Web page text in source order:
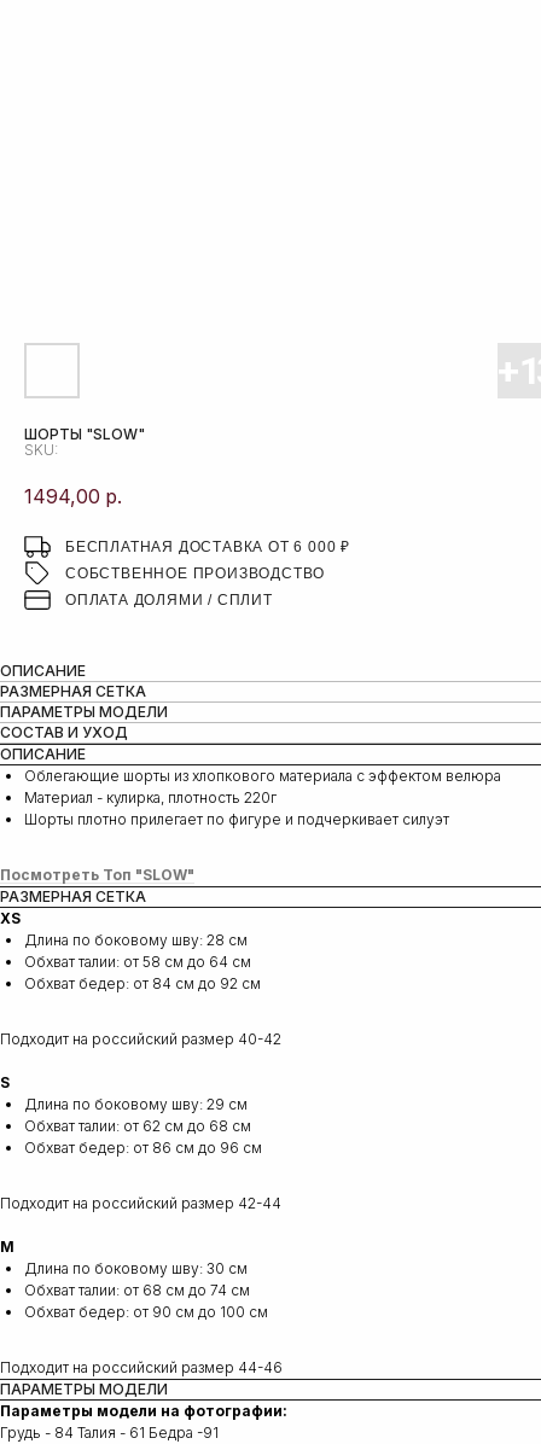
ШОРТЫ "SLOW"
SKU:
1494,00 р.
БЕСПЛАТНАЯ ДОСТАВКА ОТ 6 000 ₽
СОБСТВЕННОЕ ПРОИЗВОДСТВО
ОПЛАТА ДОЛЯМИ / СПЛИТ
ОПИСАНИЕ
РАЗМЕРНАЯ СЕТКА
ПАРАМЕТРЫ МОДЕЛИ
СОСТАВ И УХОД
ОПИСАНИЕ
Oблегающие шорты из хлопкового материала с эффектом велюра
Материал - кулирка, плотность 220г
Шорты плотно прилегает по фигуре и подчеркивает силуэт
Посмотреть Топ "SLOW"
РАЗМЕРНАЯ СЕТКА
XS
Длина по боковому шву: 28 см
Обхват талии: от 58 см до 64 см
Обхват бедер: от 84 см до 92 см
Подходит на российский размер 40-42
S
Длина по боковому шву: 29 см
Обхват талии: от 62 см до 68 см
Обхват бедер: от 86 см до 96 см
Подходит на российский размер 42-44
M
Длина по боковому шву: 30 см
Обхват талии: от 68 см до 74 см
Обхват бедер: от 90 см до 100 см
Подходит на российский размер 44-46
ПАРАМЕТРЫ МОДЕЛИ
Параметры модели на фотографии:
Грудь - 84 Талия - 61 Бедра -91